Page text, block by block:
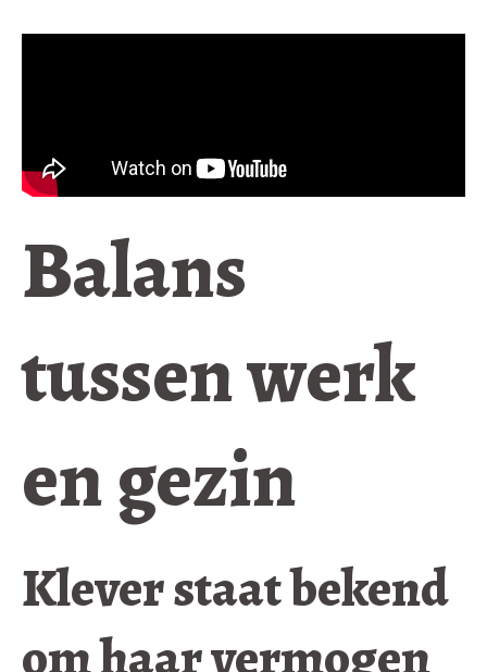
Balans
tussen werk
en gezin
Klever staat bekend